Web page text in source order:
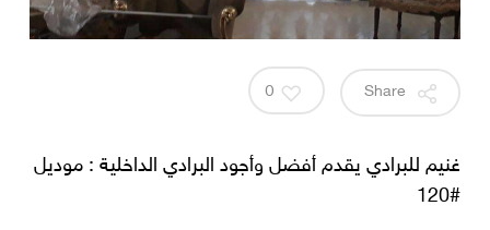
0
غنيم للبرادي يقدم أفضل وأجود البرادي الداخلية : موديل
#120